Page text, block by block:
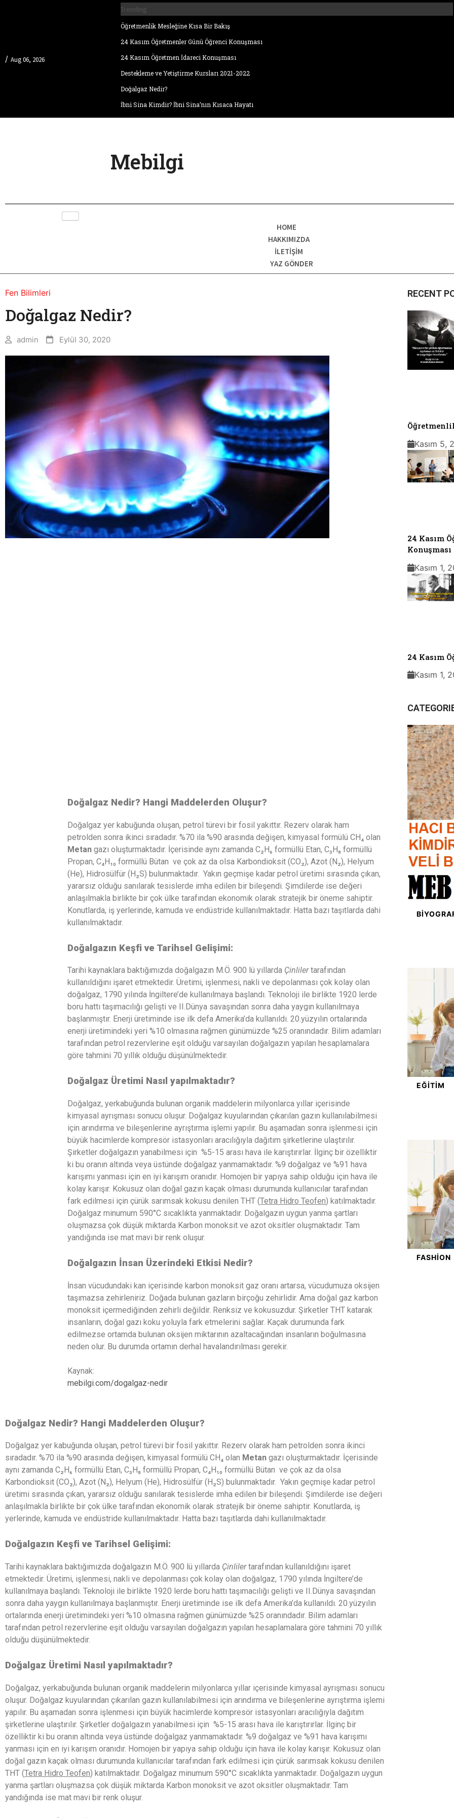
/ Aug 06, 2026
Trending
Öğretmenlik Mesleğine Kısa Bir Bakış
24 Kasım Öğretmenler Günü Öğrenci Konuşması
24 Kasım Öğretmen İdareci Konuşması
Destekleme ve Yetiştirme Kursları 2021-2022
Doğalgaz Nedir?
İbni Sina Kimdir? İbni Sina’nın Kısaca Hayatı
Mebilgi
HOME
HAKKIMIZDA
İLETIŞIM
YAZ GÖNDER
Fen Bilimleri
Doğalgaz Nedir?
admin Eylül 30, 2020
Doğalgaz Nedir? Hangi Maddelerden Oluşur?
Doğalgaz yer kabuğunda oluşan, petrol türevi bir fosil yakıttır. Rezerv olarak ham
petrolden sonra ikinci sıradadır. %70 ila %90 arasında değişen, kimyasal formülü CH₄ olan
Metan gazı oluşturmaktadır. İçerisinde aynı zamanda C₂H₆ formüllü Etan, C₃H₈ formüllü
Propan, C₄H₁₀ formüllü Bütan ve çok az da olsa Karbondioksit (CO₂), Azot (N₂), Helyum
(He), Hidrosülfür (H₂S) bulunmaktadır. Yakın geçmişe kadar petrol üretimi sırasında çıkan,
yararsız olduğu sanılarak tesislerde imha edilen bir bileşendi. Şimdilerde ise değeri
anlaşılmakla birlikte bir çok ülke tarafından ekonomik olarak stratejik bir öneme sahiptir.
Konutlarda, iş yerlerinde, kamuda ve endüstride kullanılmaktadır. Hatta bazı taşıtlarda dahi
kullanılmaktadır.
Doğalgazın Keşfi ve Tarihsel Gelişimi:
Tarihi kaynaklara baktığımızda doğalgazın M.Ö. 900 lü yıllarda Çinlilertarafından
kullanıldığını işaret etmektedir. Üretimi, işlenmesi, nakli ve depolanması çok kolay olan
doğalgaz, 1790 yılında İngiltere’de kullanılmaya başlandı. Teknoloji ile birlikte 1920 lerde
boru hattı taşımacılığı gelişti ve II.Dünya savaşından sonra daha yaygın kullanılmaya
başlanmıştır. Enerji üretiminde ise ilk defa Amerika’da kullanıldı. 20.yüzyılın ortalarında
enerji üretimindeki yeri %10 olmasına rağmen günümüzde %25 oranındadır. Bilim adamları
tarafından petrol rezervlerine eşit olduğu varsayılan doğalgazın yapılan hesaplamalara
göre tahmini 70 yıllık olduğu düşünülmektedir.
Doğalgaz Üretimi Nasıl yapılmaktadır?
Doğalgaz, yerkabuğunda bulunan organik maddelerin milyonlarca yıllar içerisinde
kimyasal ayrışması sonucu oluşur. Doğalgaz kuyularından çıkarılan gazın kullanılabilmesi
için arındırma ve bileşenlerine ayrıştırma işlemi yapılır. Bu aşamadan sonra işlenmesi için
büyük hacimlerde kompresör istasyonları aracılığıyla dağıtım şirketlerine ulaştırılır.
Şirketler doğalgazın yanabilmesi için %5-15 arası hava ile karıştırırlar. İlginç bir özelliktir
ki bu oranın altında veya üstünde doğalgaz yanmamaktadır. %9 doğalgaz ve %91 hava
karışımı yanması için en iyi karışım oranıdır. Homojen bir yapıya sahip olduğu için hava ile
kolay karışır. Kokusuz olan doğal gazın kaçak olması durumunda kullanıcılar tarafından
fark edilmesi için çürük sarımsak kokusu denilen THT (Tetra Hidro Teofen) katılmaktadır.
Doğalgaz minumum 590°C sıcaklıkta yanmaktadır. Doğalgazın uygun yanma şartları
oluşmazsa çok düşük miktarda Karbon monoksit ve azot oksitler oluşmaktadır. Tam
yandığında ise mat mavi bir renk oluşur.
Doğalgazın İnsan Üzerindeki Etkisi Nedir?
İnsan vücudundaki kan içerisinde karbon monoksit gaz oranı artarsa, vücudumuza oksijen
taşımazsa zehirleniriz. Doğada bulunan gazların birçoğu zehirlidir. Ama doğal gaz karbon
monoksit içermediğinden zehirli değildir. Renksiz ve kokusuzdur. Şirketler THT katarak
insanların, doğal gazı koku yoluyla fark etmelerini sağlar. Kaçak durumunda fark
edilmezse ortamda bulunan oksijen miktarının azaltacağından insanların boğulmasına
neden olur. Bu durumda ortamın derhal havalandırılması gerekir.
Kaynak:
mebilgi.com/dogalgaz-nedir
Doğalgaz Nedir? Hangi Maddelerden Oluşur?
Doğalgaz yer kabuğunda oluşan, petrol türevi bir fosil yakıttır. Rezerv olarak ham petrolden sonra ikinci
sıradadır. %70 ila %90 arasında değişen, kimyasal formülü CH₄ olan Metan gazı oluşturmaktadır. İçerisinde
aynı zamanda C₂H₆ formüllü Etan, C₃H₈ formüllü Propan, C₄H₁₀ formüllü Bütan ve çok az da olsa
Karbondioksit (CO₂), Azot (N₂), Helyum (He), Hidrosülfür (H₂S) bulunmaktadır. Yakın geçmişe kadar petrol
üretimi sırasında çıkan, yararsız olduğu sanılarak tesislerde imha edilen bir bileşendi. Şimdilerde ise değeri
anlaşılmakla birlikte bir çok ülke tarafından ekonomik olarak stratejik bir öneme sahiptir. Konutlarda, iş
yerlerinde, kamuda ve endüstride kullanılmaktadır. Hatta bazı taşıtlarda dahi kullanılmaktadır.
Doğalgazın Keşfi ve Tarihsel Gelişimi:
Tarihi kaynaklara baktığımızda doğalgazın M.Ö. 900 lü yıllarda Çinlilertarafından kullanıldığını işaret
etmektedir. Üretimi, işlenmesi, nakli ve depolanması çok kolay olan doğalgaz, 1790 yılında İngiltere’de
kullanılmaya başlandı. Teknoloji ile birlikte 1920 lerde boru hattı taşımacılığı gelişti ve II.Dünya savaşından
sonra daha yaygın kullanılmaya başlanmıştır. Enerji üretiminde ise ilk defa Amerika’da kullanıldı. 20.yüzyılın
ortalarında enerji üretimindeki yeri %10 olmasına rağmen günümüzde %25 oranındadır. Bilim adamları
tarafından petrol rezervlerine eşit olduğu varsayılan doğalgazın yapılan hesaplamalara göre tahmini 70 yıllık
olduğu düşünülmektedir.
Doğalgaz Üretimi Nasıl yapılmaktadır?
Doğalgaz, yerkabuğunda bulunan organik maddelerin milyonlarca yıllar içerisinde kimyasal ayrışması sonucu
oluşur. Doğalgaz kuyularından çıkarılan gazın kullanılabilmesi için arındırma ve bileşenlerine ayrıştırma işlemi
yapılır. Bu aşamadan sonra işlenmesi için büyük hacimlerde kompresör istasyonları aracılığıyla dağıtım
şirketlerine ulaştırılır. Şirketler doğalgazın yanabilmesi için %5-15 arası hava ile karıştırırlar. İlginç bir
özelliktir ki bu oranın altında veya üstünde doğalgaz yanmamaktadır. %9 doğalgaz ve %91 hava karışımı
yanması için en iyi karışım oranıdır. Homojen bir yapıya sahip olduğu için hava ile kolay karışır. Kokusuz olan
doğal gazın kaçak olması durumunda kullanıcılar tarafından fark edilmesi için çürük sarımsak kokusu denilen
THT (Tetra Hidro Teofen) katılmaktadır. Doğalgaz minumum 590°C sıcaklıkta yanmaktadır. Doğalgazın uygun
yanma şartları oluşmazsa çok düşük miktarda Karbon monoksit ve azot oksitler oluşmaktadır. Tam
yandığında ise mat mavi bir renk oluşur.
RECENT
Kasım 5,
24 Kasım
Konuşması
Kasım 1,
24 Kasım
Kasım 1,
EĞITIM
FASHION